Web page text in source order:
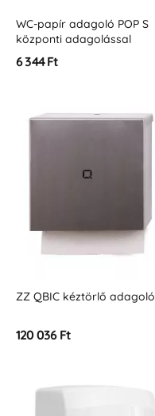
WC-papír adagoló POP S
központi adagolással
6 344 Ft
ZZ QBIC kéztörlő adagoló
120 036 Ft